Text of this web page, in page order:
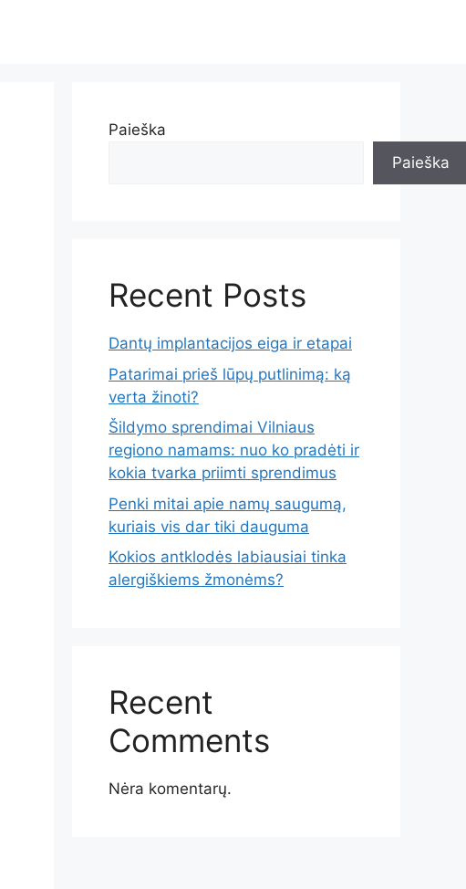
Paieška
Paieška
Recent Posts
Dantų implantacijos eiga ir etapai
Patarimai prieš lūpų putlinimą: ką
verta žinoti?
Šildymo sprendimai Vilniaus
regiono namams: nuo ko pradėti ir
kokia tvarka priimti sprendimus
Penki mitai apie namų saugumą,
kuriais vis dar tiki dauguma
Kokios antklodės labiausiai tinka
alergiškiems žmonėms?
Recent
Comments
Nėra komentarų.